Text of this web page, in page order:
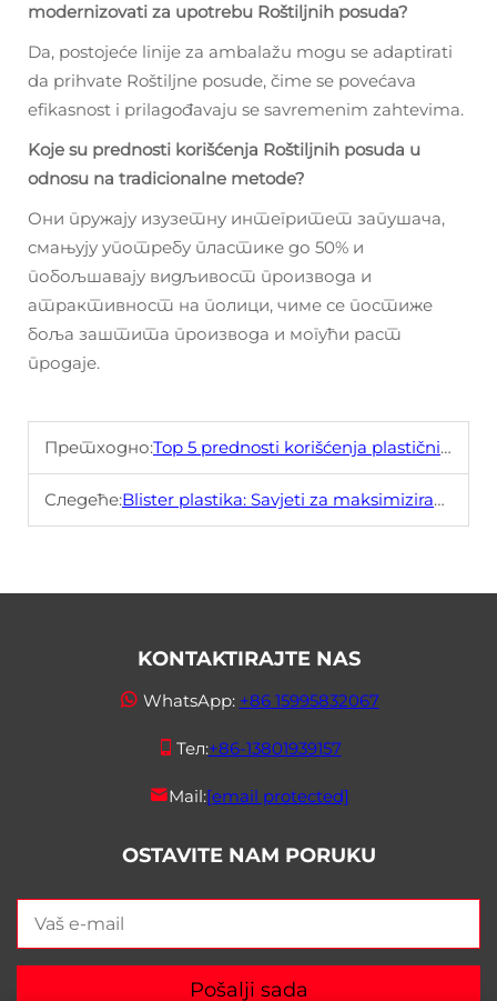
modernizovati za upotrebu Roštiljnih posuda?
Da, postojeće linije za ambalažu mogu se adaptirati
da prihvate Roštiljne posude, čime se povećava
efikasnost i prilagođavaju se savremenim zahtevima.
Koje su prednosti korišćenja Roštiljnih posuda u
odnosu na tradicionalne metode?
Они пружају изузетну интегритет запушача,
смањују употребу пластике до 50% и
побољшавају видљивост производа и
атрактивност на полици, чиме се постиже
боља заштита производа и могући раст
продаје.
Претходно:Top 5 prednosti korišćenja plastičnih ploča za meso u ambalaži hrane
Следеће:Blister plastika: Savjeti za maksimiziranje efikasnosti ambalaže
KONTAKTIRAJTE NAS
WhatsApp: +86 15995832067
Тел:+86-13801939157
Mail:[email protected]
OSTAVITE NAM PORUKU
Pošalji sada